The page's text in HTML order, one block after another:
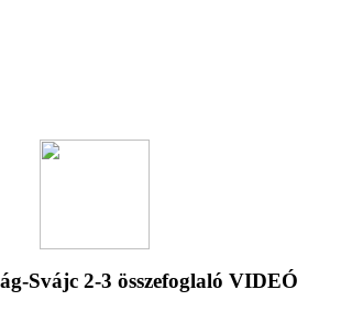
Svájc 2-3 összefoglaló VIDEÓ